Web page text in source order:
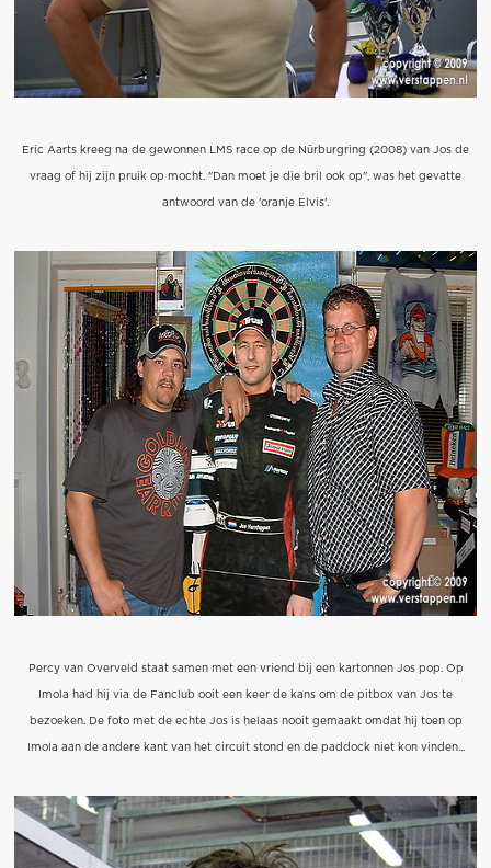
Eric Aarts kreeg na de gewonnen LMS race op de Nürburgring (2008) van Jos de
vraag of hij zijn pruik op mocht. "Dan moet je die bril ook op", was het gevatte
antwoord van de 'oranje Elvis'.
Percy van Overveld staat samen met een vriend bij een kartonnen Jos pop. Op
Imola had hij via de Fanclub ooit een keer de kans om de pitbox van Jos te
bezoeken. De foto met de echte Jos is helaas nooit gemaakt omdat hij toen op
Imola aan de andere kant van het circuit stond en de paddock niet kon vinden...